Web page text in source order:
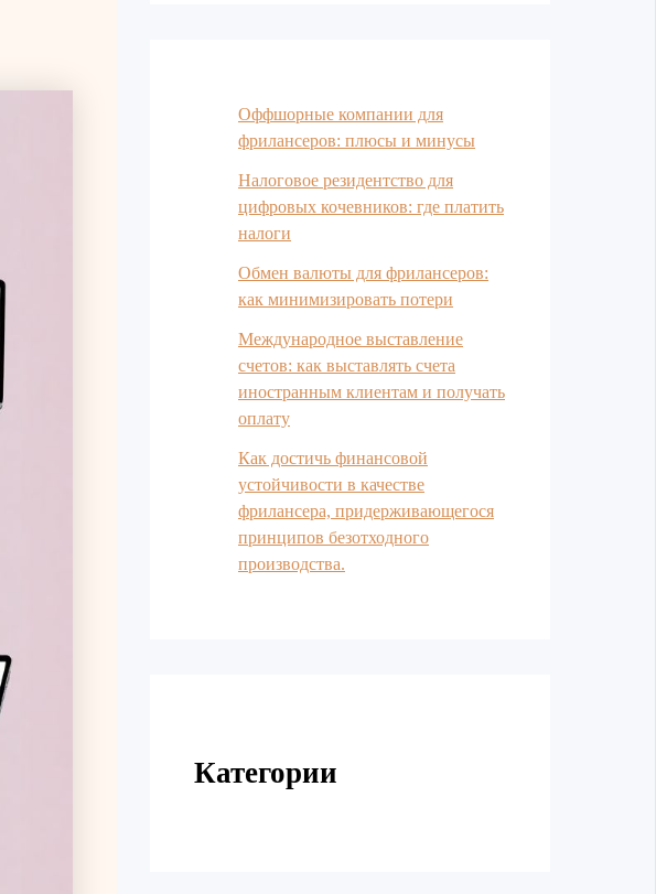
Оффшорные компании для
фрилансеров: плюсы и минусы
Налоговое резидентство для
цифровых кочевников: где платить
налоги
Обмен валюты для фрилансеров:
как минимизировать потери
Международное выставление
счетов: как выставлять счета
иностранным клиентам и получать
оплату
Как достичь финансовой
устойчивости в качестве
фрилансера, придерживающегося
принципов безотходного
производства.
Категории